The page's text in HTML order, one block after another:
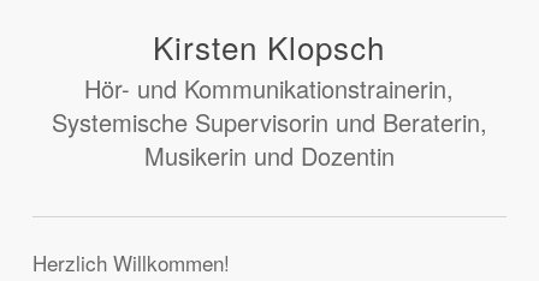
Kirsten Klopsch
Hör- und Kommunikationstrainerin,
Systemische Supervisorin und Beraterin,
Musikerin und Dozentin
Herzlich Willkommen!